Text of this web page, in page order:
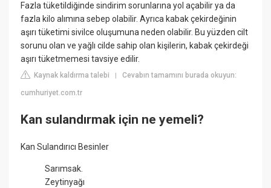
Fazla tüketildiğinde sindirim sorunlarına yol açabilir ya da
fazla kilo alımına sebep olabilir. Ayrıca kabak çekirdeğinin
aşırı tüketimi sivilce oluşumuna neden olabilir. Bu yüzden cilt
sorunu olan ve yağlı cilde sahip olan kişilerin, kabak çekirdeği
aşırı tüketmemesi tavsiye edilir.
Kaynak kaldırma talebi |Cevabın tamamını burada okuyun:
cumhuriyet.com.tr
Kan sulandırmak için ne yemeli?
Kan Sulandırıcı Besinler
Sarımsak.
Zeytinyağı